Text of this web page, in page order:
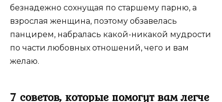
безнадежно сохнущая по старшему парню, а
взрослая женщина, поэтому обзавелась
панцирем, набралась какой-никакой мудрости
по части любовных отношений, чего и вам
желаю.
7 советов, которые помогут вам легче